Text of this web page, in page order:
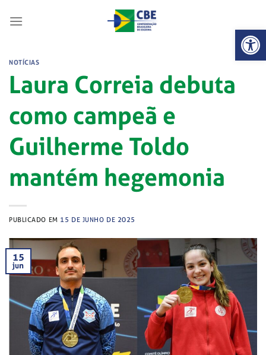
Abrir
NOTÍCIAS
Laura Correia debuta
como campeã e
Guilherme Toldo
mantém hegemonia
PUBLICADO EM 15 DE JUNHO DE 2025
15
jun